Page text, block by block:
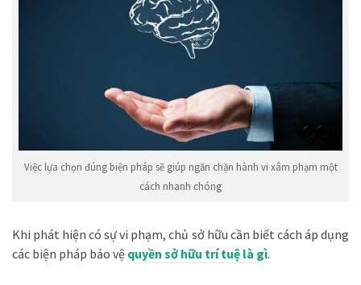
Việc lựa chọn đúng biện pháp sẽ giúp ngăn chặn hành vi xâm phạm một
cách nhanh chóng
Khi phát hiện có sự vi phạm, chủ sở hữu cần biết cách áp dụng
các biện pháp bảo vệ quyền sở hữu trí tuệ là gì.